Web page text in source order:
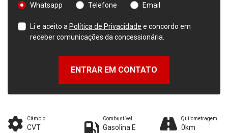
Whatsapp
Telefone Email
Li e aceito a Política de Privacidade e concordo em
receber comunicações da concessionária.
ENTRAR EM CONTATO
Câmbio
CVT
Combustível
Gasolina E
Quilometragem
0km